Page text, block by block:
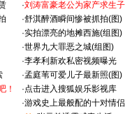
·刘涛富豪老公为家产求生子
·舒淇醉酒瞬间惨被抓拍(图)
·实拍漂亮的地摊西施(组图)
·世界九大罪恶之城(组图)
·李孝利新欢私密视频曝光
·孟庭苇可爱儿子最新照(图)
！ ·点击进入搜狐娱乐影视库
·游戏史上最般配的十对情侣